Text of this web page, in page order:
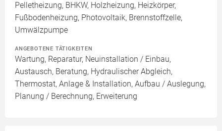
Pelletheizung, BHKW, Holzheizung, Heizkörper,
Fußbodenheizung, Photovoltaik, Brennstoffzelle,
Umwälzpumpe
ANGEBOTENE TÄTIGKEITEN
Wartung, Reparatur, Neuinstallation / Einbau,
Austausch, Beratung, Hydraulischer Abgleich,
Thermostat, Anlage & Installation, Aufbau / Auslegung,
Planung / Berechnung, Erweiterung